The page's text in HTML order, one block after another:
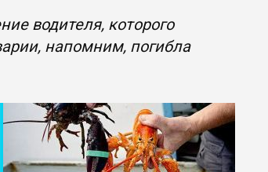
водителя, которого
напомним, погибла